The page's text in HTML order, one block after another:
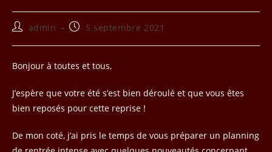
Auteur/autrice
la
publication :
admin
Publication
5 septembre 2021
Bonjour à toutes et tous,
J’espère que votre été s’est bien déroulé et que vous êtes
bien reposés pour cette reprise !
De mon coté, j’ai pris le temps de vous préparer un planning